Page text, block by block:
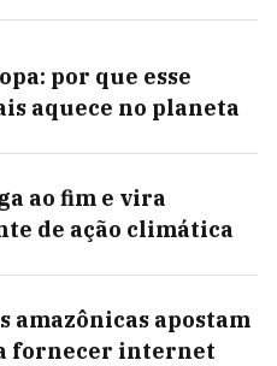
por que esse
aquece no planeta
ao fim e vira
de ação climática
amazônicas apostam
fornecer internet